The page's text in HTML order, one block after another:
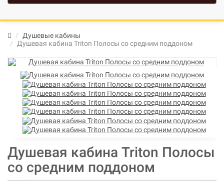
Душевые кабины
Душевая кабина Triton Полосы со средним поддоном
Душевая кабина Triton Полосы
со средним поддоном